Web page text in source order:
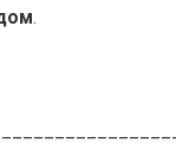
.